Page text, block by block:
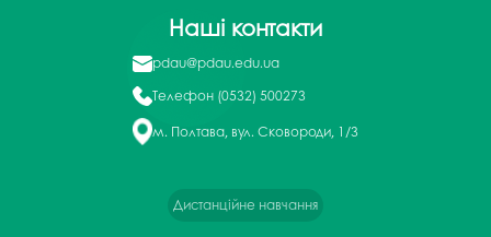
Наші контакти
pdau@pdau.edu.ua
Телефон (0532) 500273
м. Полтава, вул. Сковороди, 1/3
Дистанційне навчання